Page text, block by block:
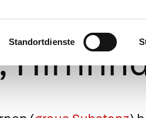
Standortdienste